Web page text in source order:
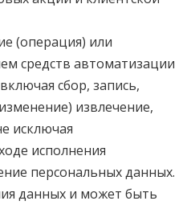
(операция) или
средств автоматизации
сбор, запись,
извлечение,
исключая
исполнения
персональных данных.
данных и может быть